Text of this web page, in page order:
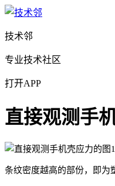
技术邻
专业技术社区
打开APP
直接观测手
条纹密度越高的部份，即为